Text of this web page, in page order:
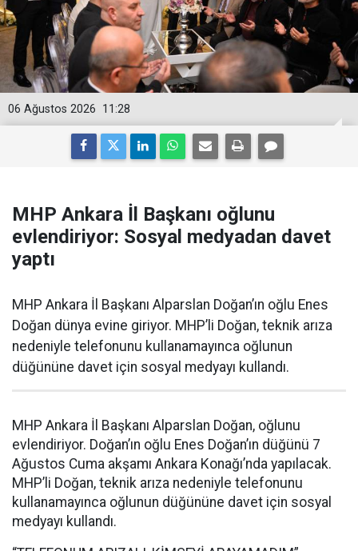
11:28
06 Ağustos 2026
MHP Ankara İl Başkanı oğlunu
evlendiriyor: Sosyal medyadan davet
yaptı
MHP Ankara İl Başkanı Alparslan Doğan’ın oğlu Enes
Doğan dünya evine giriyor. MHP’li Doğan, teknik arıza
nedeniyle telefonunu kullanamayınca oğlunun
düğününe davet için sosyal medyayı kullandı.
MHP Ankara İl Başkanı Alparslan Doğan, oğlunu
evlendiriyor. Doğan’ın oğlu Enes Doğan’ın düğünü 7
Ağustos Cuma akşamı Ankara Konağı’nda yapılacak.
MHP’li Doğan, teknik arıza nedeniyle telefonunu
kullanamayınca oğlunun düğününe davet için sosyal
medyayı kullandı.